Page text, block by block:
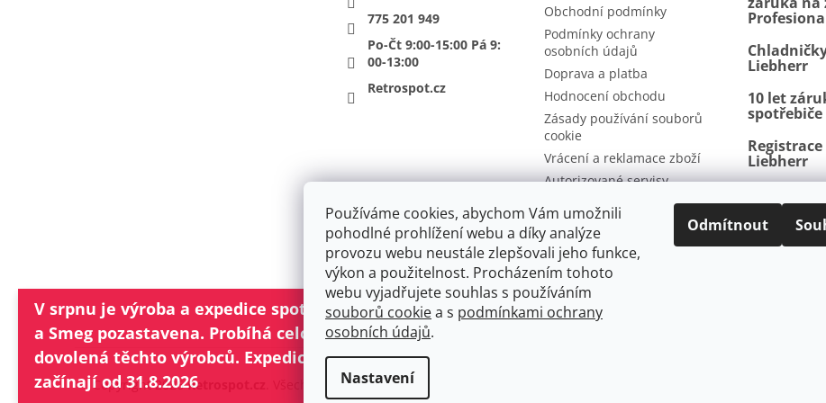
Používáme cookies, abychom Vám umožnili
pohodlné prohlížení webu a díky analýze
provozu webu neustále zlepšovali jeho funkce,
výkon a použitelnost. Procházením tohoto
webu vyjadřujete souhlas s používáním
souborů cookiea s podmínkami ochrany
osobních údajů.
Nastavení
Odmítnout
V srpnu je výroba a expedice spotřebičů Lofra
a Smeg pozastavena. Probíhá celozávodní
dovolená těchto výrobců. Expedice objednávek
začínají od 31.8.2026
775 201 949
Po-Čt 9:00-15:00 Pá 9:
00-13:00
Retrospot.cz
Obchodní podmínky
Podmínky ochrany
osobních údajů
Doprava a platba
Hodnocení obchodu
Zásady používání souborů
cookie
Vrácení a reklamace zboží
Autorizované servisy
Kontakty
Liebherr
10 let
spotřebiče
Liebherr
další
Obchodní podmínky Vrácení a reklamace Ochrana osobních údajů
Copyright 2026Retrospot.cz . Všechna práva vyhrazena.